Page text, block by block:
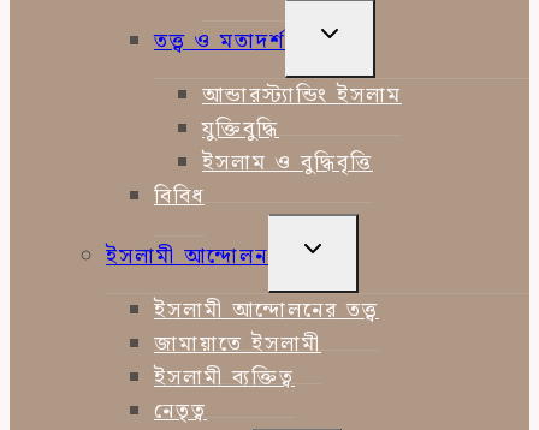
তত্ত্ব ও মতাদর্শ
TOGGLE
MENU
আন্ডারস্ট্যান্ডিং ইসলাম
যুক্তিবুদ্ধি
ইসলাম ও বুদ্ধিবৃত্তি
বিবিধ
ইসলামী আন্দোলন
TOGGLE
MENU
ইসলামী আন্দোলনের তত্ত্ব
জামায়াতে ইসলামী
ইসলামী ব্যক্তিত্ব
নেতৃত্ব